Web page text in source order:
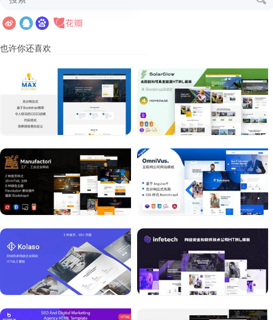
也许你还喜欢